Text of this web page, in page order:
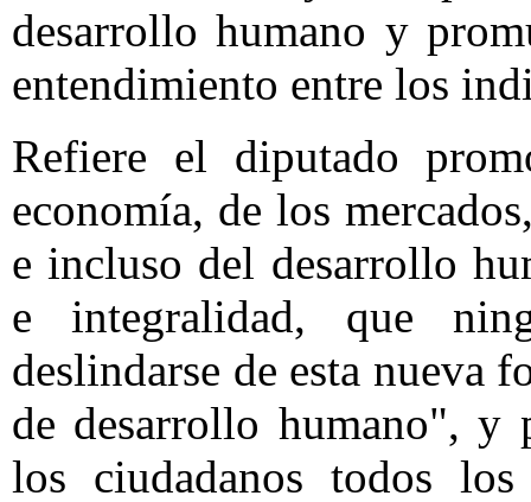
desarrollo humano y
entendimiento entre los
Refiere el diputado
economía, de los
e incluso del desarrollo
e integralidad, que
deslindarse de esta nueva
de desarrollo humano", y
los ciudadanos todos los